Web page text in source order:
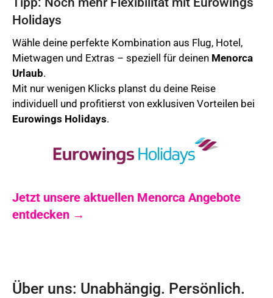
Holidays
Wähle deine perfekte Kombination aus Flug, Hotel,
Mietwagen und Extras – speziell für deinen Menorca
Urlaub.
Mit nur wenigen Klicks planst du deine Reise
individuell und profitierst von exklusiven Vorteilen bei
Eurowings Holidays.
Jetzt unsere aktuellen Menorca Angebote
entdecken →
Über uns: Unabhängig. Persönlich.